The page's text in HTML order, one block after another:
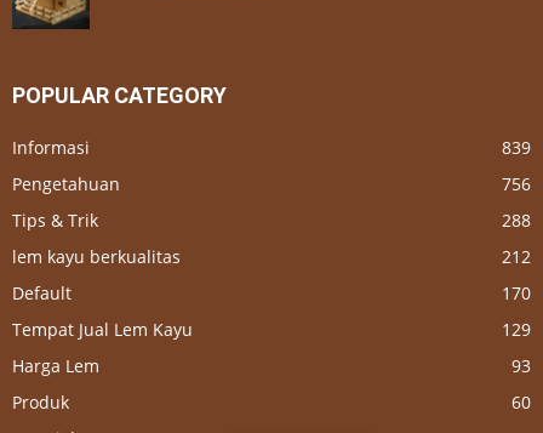
POPULAR CATEGORY
Informasi
839
Pengetahuan
756
Tips & Trik
288
lem kayu berkualitas
212
Default
170
Tempat Jual Lem Kayu
129
Harga Lem
93
Produk
60